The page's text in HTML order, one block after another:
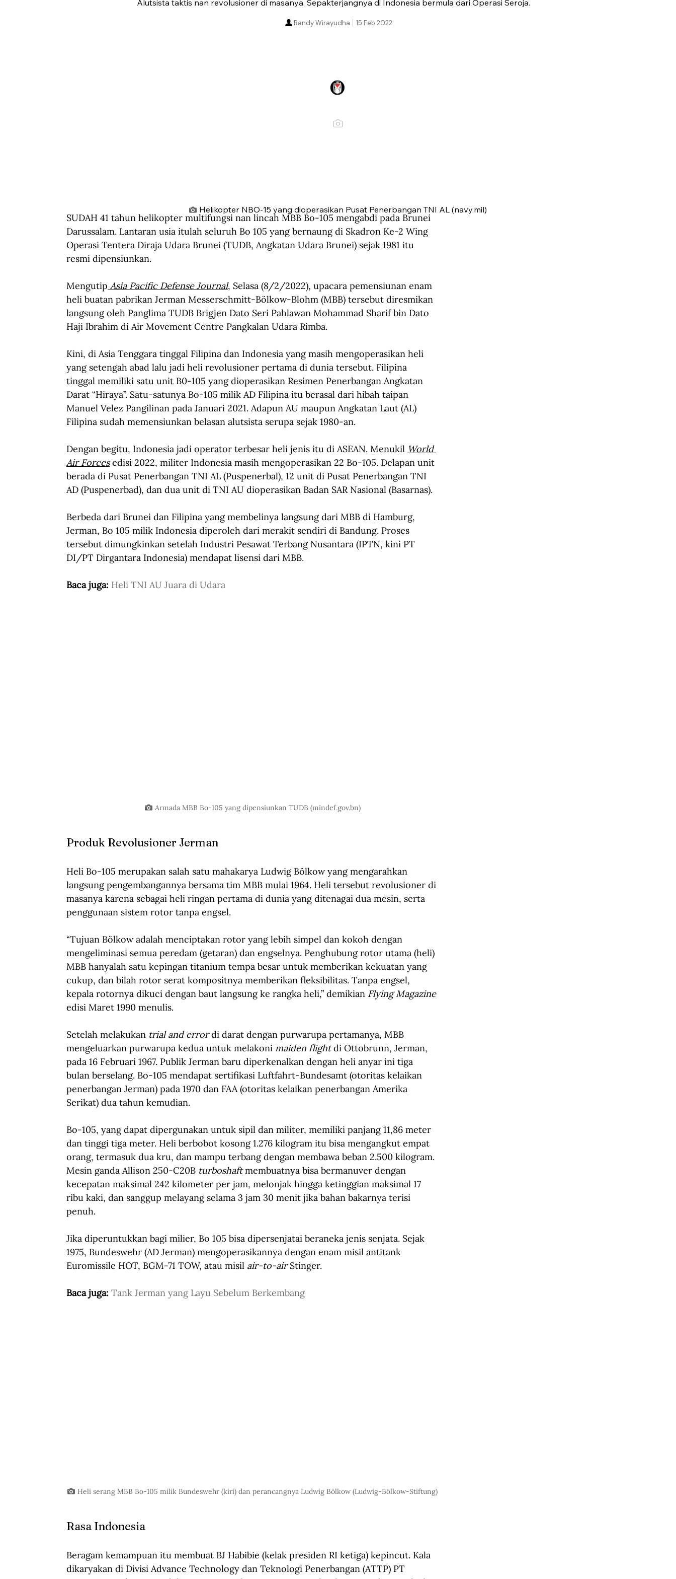
Alutsista taktis nan revolusioner di masanya. Sepakterjangnya di Indonesia bermula dari Operasi Seroja.
15 Feb 2022
Randy Wirayudha
Helikopter NBO-15 yang dioperasikan Pusat Penerbangan TNI AL (navy.mil)
SUDAH 41 tahun helikopter multifungsi nan lincah MBB Bo-105 mengabdi pada Brunei
Darussalam. Lantaran usia itulah seluruh Bo 105 yang bernaung di Skadron Ke-2 Wing
Operasi Tentera Diraja Udara Brunei (TUDB, Angkatan Udara Brunei) sejak 1981 itu
resmi dipensiunkan.
Mengutip Asia Pacific Defense Journal, Selasa (8/2/2022), upacara pemensiunan enam
heli buatan pabrikan Jerman Messerschmitt-Bölkow-Blohm (MBB) tersebut diresmikan
langsung oleh Panglima TUDB Brigjen Dato Seri Pahlawan Mohammad Sharif bin Dato
Haji Ibrahim di Air Movement Centre Pangkalan Udara Rimba.
Kini, di Asia Tenggara tinggal Filipina dan Indonesia yang masih mengoperasikan heli
yang setengah abad lalu jadi heli revolusioner pertama di dunia tersebut. Filipina
tinggal memiliki satu unit B0-105 yang dioperasikan Resimen Penerbangan Angkatan
Darat “Hiraya”. Satu-satunya Bo-105 milik AD Filipina itu berasal dari hibah taipan
Manuel Velez Pangilinan pada Januari 2021. Adapun AU maupun Angkatan Laut (AL)
Filipina sudah memensiunkan belasan alutsista serupa sejak 1980-an.
Dengan begitu, Indonesia jadi operator terbesar heli jenis itu di ASEAN. Menukil World
Air Forces edisi 2022, militer Indonesia masih mengoperasikan 22 Bo-105. Delapan unit
berada di Pusat Penerbangan TNI AL (Puspenerbal), 12 unit di Pusat Penerbangan TNI
AD (Puspenerbad), dan dua unit di TNI AU dioperasikan Badan SAR Nasional (Basarnas).
Berbeda dari Brunei dan Filipina yang membelinya langsung dari MBB di Hamburg,
Jerman, Bo 105 milik Indonesia diperoleh dari merakit sendiri di Bandung. Proses
tersebut dimungkinkan setelah Industri Pesawat Terbang Nusantara (IPTN, kini PT
DI/PT Dirgantara Indonesia) mendapat lisensi dari MBB.
Baca juga: Heli TNI AU Juara di Udara
Armada MBB Bo-105 yang dipensiunkan TUDB (mindef.gov.bn)
Produk Revolusioner Jerman
Heli Bo-105 merupakan salah satu mahakarya Ludwig Bölkow yang mengarahkan
langsung pengembangannya bersama tim MBB mulai 1964. Heli tersebut revolusioner di
masanya karena sebagai heli ringan pertama di dunia yang ditenagai dua mesin, serta
penggunaan sistem rotor tanpa engsel.
“Tujuan Bölkow adalah menciptakan rotor yang lebih simpel dan kokoh dengan
mengeliminasi semua peredam (getaran) dan engselnya. Penghubung rotor utama (heli)
MBB hanyalah satu kepingan titanium tempa besar untuk memberikan kekuatan yang
cukup, dan bilah rotor serat kompositnya memberikan fleksibilitas. Tanpa engsel,
kepala rotornya dikuci dengan baut langsung ke rangka heli,” demikian Flying Magazine
edisi Maret 1990 menulis.
Setelah melakukan trial and error di darat dengan purwarupa pertamanya, MBB
mengeluarkan purwarupa kedua untuk melakoni maiden flight di Ottobrunn, Jerman,
pada 16 Februari 1967. Publik Jerman baru diperkenalkan dengan heli anyar ini tiga
bulan berselang. Bo-105 mendapat sertifikasi Luftfahrt-Bundesamt (otoritas kelaikan
penerbangan Jerman) pada 1970 dan FAA (otoritas kelaikan penerbangan Amerika
Serikat) dua tahun kemudian.
Bo-105, yang dapat dipergunakan untuk sipil dan militer, memiliki panjang 11,86 meter
dan tinggi tiga meter. Heli berbobot kosong 1.276 kilogram itu bisa mengangkut empat
orang, termasuk dua kru, dan mampu terbang dengan membawa beban 2.500 kilogram.
Mesin ganda Allison 250-C20B turboshaft membuatnya bisa bermanuver dengan
kecepatan maksimal 242 kilometer per jam, melonjak hingga ketinggian maksimal 17
ribu kaki, dan sanggup melayang selama 3 jam 30 menit jika bahan bakarnya terisi
penuh.
Jika diperuntukkan bagi milier, Bo 105 bisa dipersenjatai beraneka jenis senjata. Sejak
1975, Bundeswehr (AD Jerman) mengoperasikannya dengan enam misil antitank
Euromissile HOT, BGM-71 TOW, atau misil air-to-air Stinger.
Baca juga: Tank Jerman yang Layu Sebelum Berkembang
Heli serang MBB Bo-105 milik Bundeswehr (kiri) dan perancangnya Ludwig Bölkow (Ludwig-Bölkow-Stiftung)
Rasa Indonesia
Beragam kemampuan itu membuat BJ Habibie (kelak presiden RI ketiga) kepincut. Kala
dikaryakan di Divisi Advance Technology dan Teknologi Penerbangan (ATTP) PT